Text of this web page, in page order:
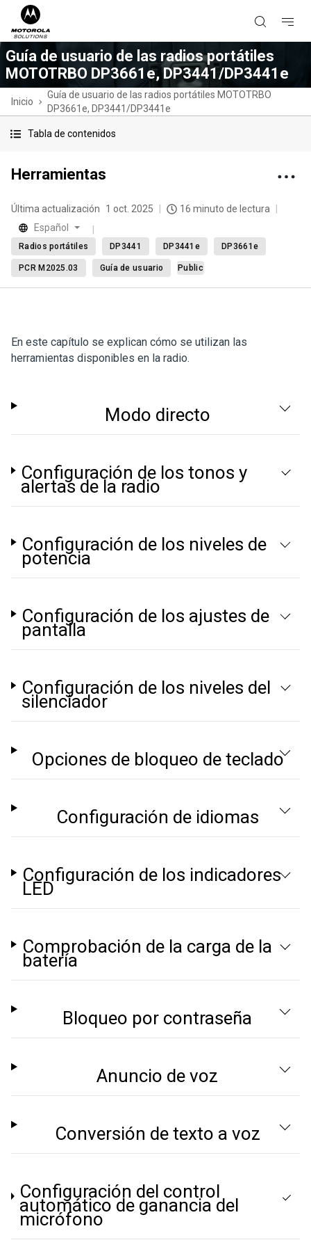
Guía de usuario de las radios portátiles
MOTOTRBO DP3661e, DP3441/DP3441e
Inicio
Guía de usuario de las radios portátiles MOTOTRBO
DP3661e, DP3441/DP3441e
Tabla de contenidos
Herramientas
Última actualización 1 oct. 2025
16 minuto de lectura
Español
Radios portátiles DP3441 DP3441e DP3661e
PCR M2025.03 Guía de usuario Public
En este capítulo se explican cómo se utilizan las
herramientas disponibles en la radio.
Modo directo
Configuración de los tonos y
alertas de la radio
Configuración de los niveles de
potencia
Configuración de los ajustes de
pantalla
Configuración de los niveles del
silenciador
Opciones de bloqueo de teclado
Configuración de idiomas
Configuración de los indicadores
LED
Comprobación de la carga de la
batería
Bloqueo por contraseña
Anuncio de voz
Conversión de texto a voz
Configuración del control
automático de ganancia del
micrófono